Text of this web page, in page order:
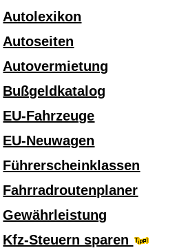
Autolexikon
Autoseiten
Autovermietung
Bußgeldkatalog
EU-Fahrzeuge
EU-Neuwagen
Führerscheinklassen
Fahrradroutenplaner
Gewährleistung
Kfz-Steuern sparen